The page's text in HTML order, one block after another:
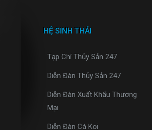
HỆ SINH THÁI
Tạp Chí Thủy Sản 247
Diễn Đàn Thủy Sản 247
Diễn Đàn Xuất Khẩu Thương
Mại
Diễn Đàn Cá Koi